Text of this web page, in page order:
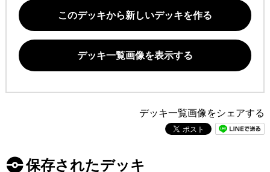
このデッキから新しいデッキを作る
デッキ一覧画像を表示する
デッキ一覧画像をシェアする
保存されたデッキ